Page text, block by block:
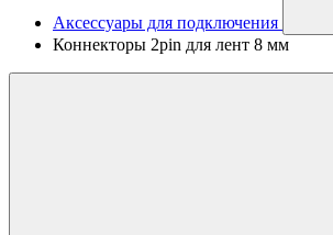
Аксессуары для подключения
Коннекторы 2pin для лент 8 мм